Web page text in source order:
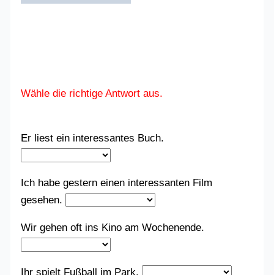
Wähle die richtige Antwort aus.
Er liest ein interessantes Buch.
Ich habe gestern einen interessanten Film
gesehen.
Wir gehen oft ins Kino am Wochenende.
Ihr spielt Fußball im Park.